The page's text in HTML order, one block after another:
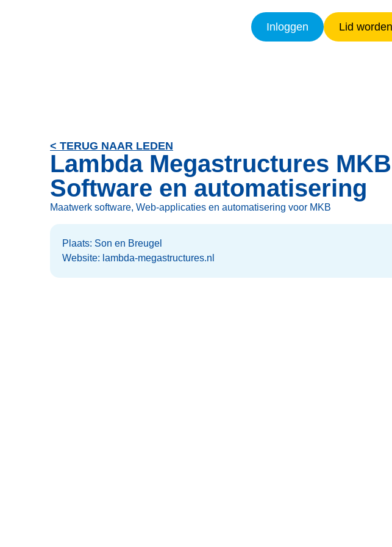
Inloggen Lid worden
< TERUG NAAR LEDEN
Lambda Megastructures MKB
Software en automatisering
Maatwerk software, Web-applicaties en automatisering voor MKB
Plaats: Son en Breugel
Website: lambda-megastructures.nl